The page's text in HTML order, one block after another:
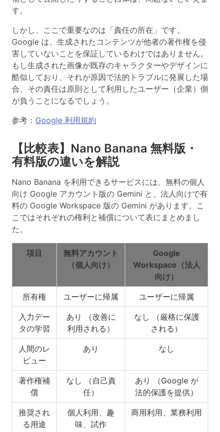
す。
しかし、 ここで重要なのは「責任の所在」です。
Google は、生成されたコンテンツが他者の著作権を侵
害していないことを保証しているわけではありません。
もし生成された画像が既存のキャラクターやデザインに
酷似しており、それが原因で法的トラブルに発展した場
合、その責任は原則として利用したユーザー（企業）側
が負うことになるでしょう。
参考： Google 利用規約
【比較表】Nano Banana 無料版・
有料版の違いを解説
Nano Banana を利用できるサービスには、無料の個人
向け Google アカウント版の Gemini と、法人向けで有
料の Google Workspace 版の Gemini があります。こ
こではそれぞれの権利と補償について表にまとめまし
た。
項目
無料アカウント
（個人向け）
Google
Workspace（法人
向け）
所有権 ユーザーに帰属 ユーザーに帰属
入力デー
タの学習
あり （改善に
利用される）
なし （厳格に保護
される）
人間のレ
ビュー
あり なし
著作権補
償
なし （自己責
任）
あり （Google が
法的保護を提供）
推奨され
る用途
個人利用、趣
味、試作
商用利用、業務利用